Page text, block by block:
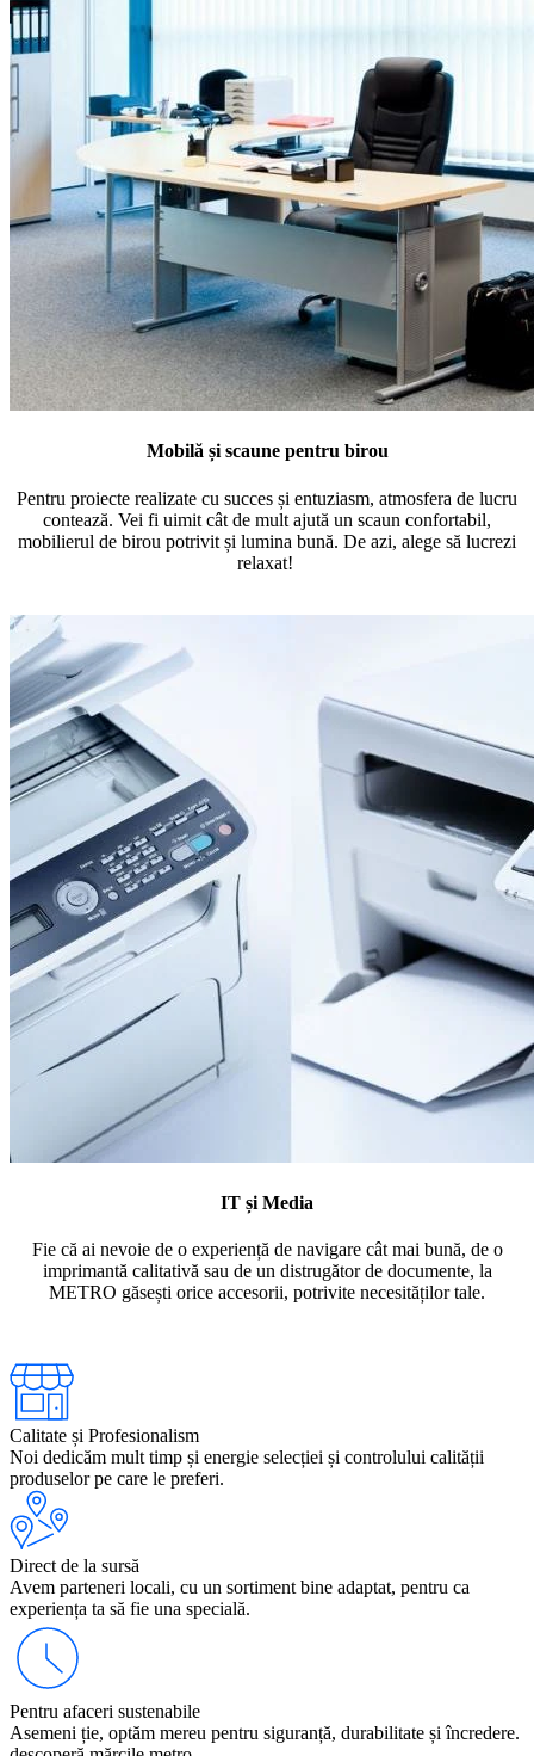
Mobilă și scaune pentru birou
Pentru proiecte realizate cu succes și entuziasm, atmosfera de lucru
contează. Vei fi uimit cât de mult ajută un scaun confortabil,
mobilierul de birou potrivit și lumina bună. De azi, alege să lucrezi
relaxat!
IT și Media
Fie că ai nevoie de o experiență de navigare cât mai bună, de o
imprimantă calitativă sau de un distrugător de documente, la
METRO găsești orice accesorii, potrivite necesităților tale.
Calitate și Profesionalism
Noi dedicăm mult timp și energie selecției și controlului calității
produselor pe care le preferi.
Direct de la sursă
Avem parteneri locali, cu un sortiment bine adaptat, pentru ca
experiența ta să fie una specială.
Pentru afaceri sustenabile
Asemeni ție, optăm mereu pentru siguranță, durabilitate și încredere.